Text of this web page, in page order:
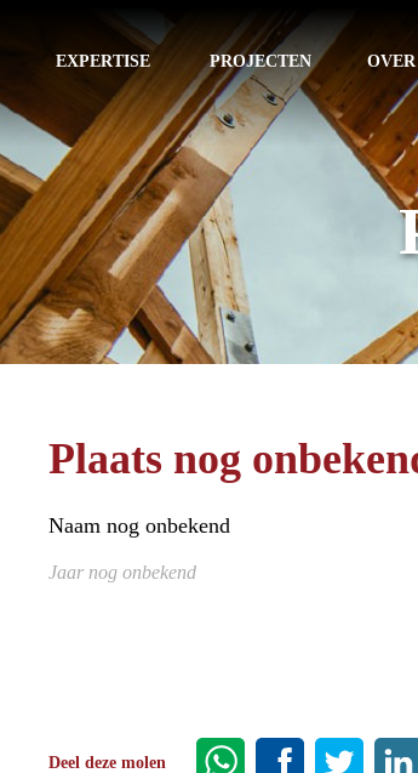
EXPERTISE PROJECTEN
Plaats nog
Naam nog onbekend
Jaar nog onbekend
Deel deze molen